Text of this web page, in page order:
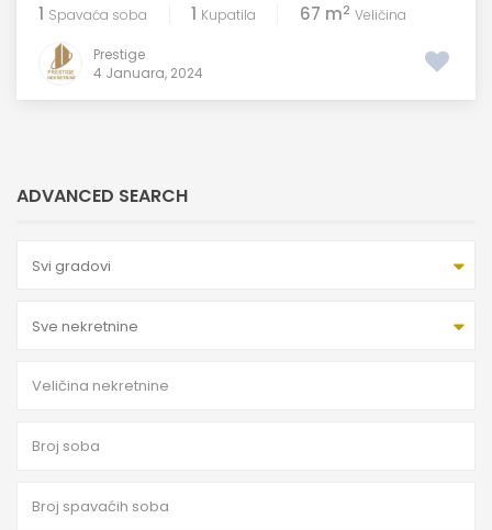
1 Spavaća soba 1 Kupatila 67 m2 Veličina
Prestige
4 Januara, 2024
ADVANCED SEARCH
Svi gradovi
Sve nekretnine